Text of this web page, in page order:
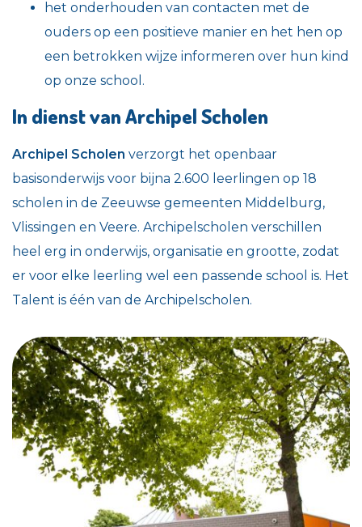
het onderhouden van contacten met de
ouders op een positieve manier en het hen op
een betrokken wijze informeren over hun kind
op onze school.
In dienst van Archipel Scholen
Archipel Scholen verzorgt het openbaar
basisonderwijs voor bijna 2.600 leerlingen op 18
scholen in de Zeeuwse gemeenten Middelburg,
Vlissingen en Veere. Archipelscholen verschillen
heel erg in onderwijs, organisatie en grootte, zodat
er voor elke leerling wel een passende school is. Het
Talent is één van de Archipelscholen.